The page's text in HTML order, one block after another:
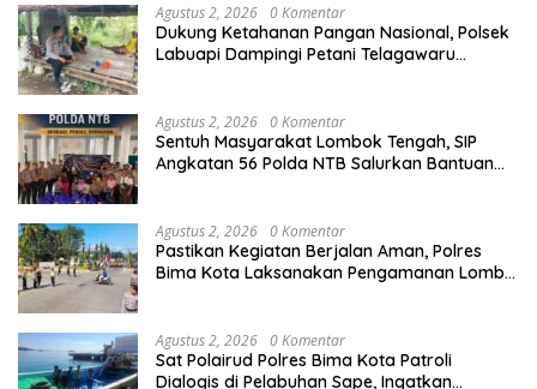
Agustus 2, 2026 0 Komentar
Dukung Ketahanan Pangan Nasional, Polsek
Labuapi Dampingi Petani Telagawaru
Agustus 2, 2026 0 Komentar
Sentuh Masyarakat Lombok Tengah, SIP
Angkatan 56 Polda NTB Salurkan Bantuan
Agustus 2, 2026 0 Komentar
Pastikan Kegiatan Berjalan Aman, Polres
Bima Kota Laksanakan Pengamanan Lomba
Agustus 2, 2026 0 Komentar
Sat Polairud Polres Bima Kota Patroli
Dialogis di Pelabuhan Sape, Ingatkan